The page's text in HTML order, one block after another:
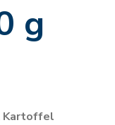
g
Kartoffel